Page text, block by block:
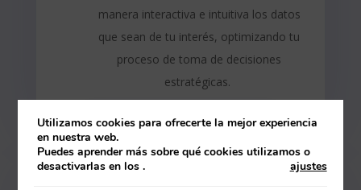
manera interactiva e intuitiva los datos
que sean de tu interés, optimizando tu
proceso de toma de decisiones
estratégicas.
MÁS INFORMACIÓN
Utilizamos cookies para ofrecerte la mejor experiencia
en nuestra web.
Puedes aprender más sobre qué cookies utilizamos o
desactivarlas en los
ajustes
.